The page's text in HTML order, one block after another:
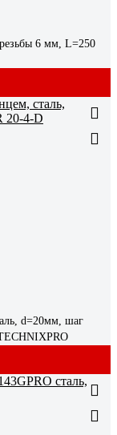
6 мм, L=250
d=20мм, шаг